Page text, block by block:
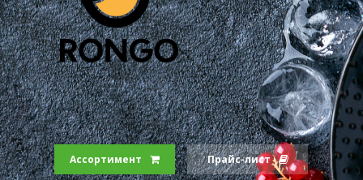
Ассортимент Прайс-лист